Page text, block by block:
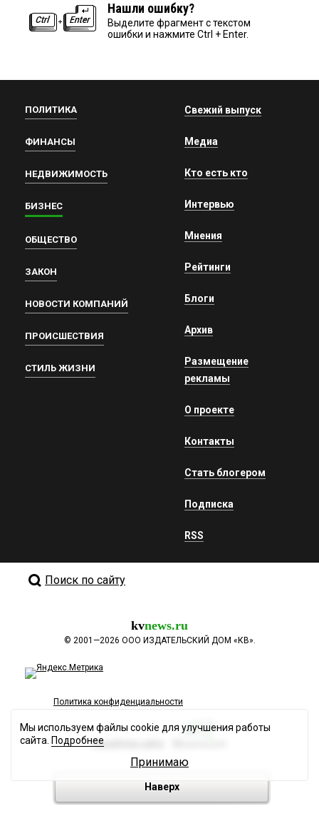
Нашли ошибку?
Выделите фрагмент с текстом
ошибки и нажмите Ctrl + Enter.
ПОЛИТИКА
ФИНАНСЫ
НЕДВИЖИМОСТЬ
БИЗНЕС
ОБЩЕСТВО
ЗАКОН
НОВОСТИ КОМПАНИЙ
ПРОИСШЕСТВИЯ
СТИЛЬ ЖИЗНИ
Свежий выпуск
Медиа
Кто есть кто
Интервью
Мнения
Рейтинги
Блоги
Архив
Размещение
рекламы
О проекте
Контакты
Стать блогером
Подписка
RSS
Поиск по сайту
kvnews.ru
© 2001—2026 ООО ИЗДАТЕЛЬСКИЙ ДОМ «КВ».
Политика конфиденциальности
Разработка сайта
Наверх
Мы используем файлы cookie для улучшения работы
сайта. Подробнее
Принимаю